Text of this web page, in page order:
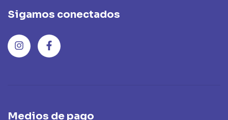
Sigamos conectados
Medios de pago